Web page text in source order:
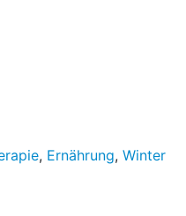
, Ernährung, Winter